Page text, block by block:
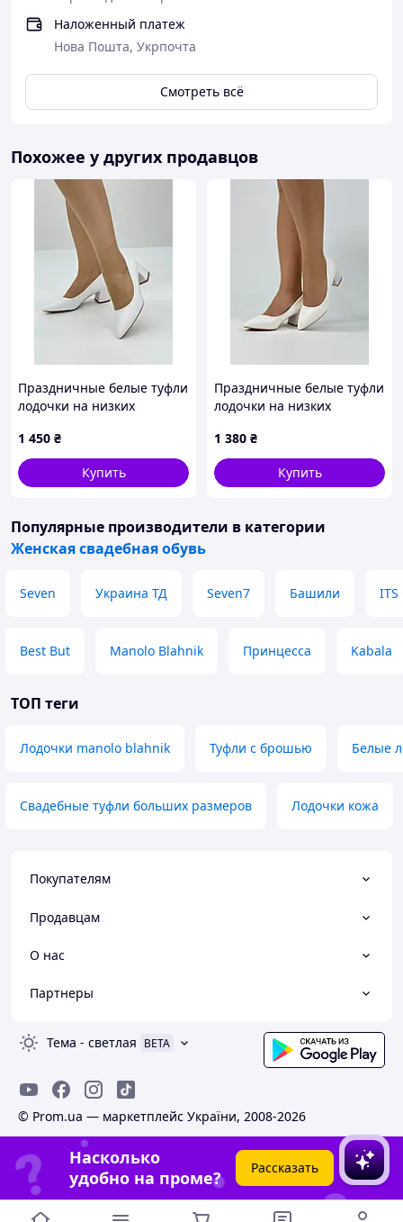
Наложенный платеж
Нова Пошта, Укрпочта
Смотреть всё
Похожее у других продавцов
Праздничные белые туфли
лодочки на низких
1 450 ₴
Купить
Праздничные белые туфли
лодочки на низких
37 38 39
1 380 ₴
Купить
Популярные производители в категории
Женская свадебная обувь
Seven Украина ТД Seven7 Башили ITS
Best But Manolo Blahnik Принцесса Kabala
ТОП теги
Лодочки manolo blahnik Туфли с брошью Белые
Свадебные туфли больших размеров Лодочки кожа
Покупателям
Продавцам
О нас
Партнеры
Тема - светлая BETA
© Prom.ua — маркетплейс України, 2008-2026
Насколько
удобно на проме?
Рассказать